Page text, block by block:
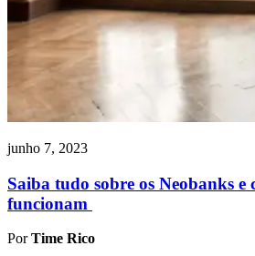
junho 7, 2023
Saiba tudo sobre os Neobanks e
funcionam
PorTime Rico